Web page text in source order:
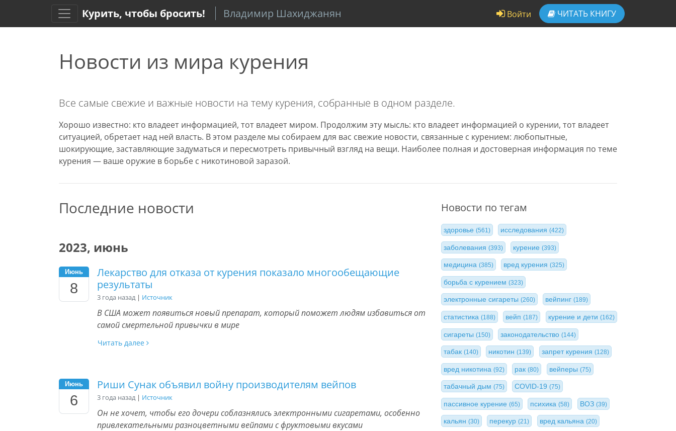
Курить, чтобы бросить! Владимир Шахиджанян Войти ЧИТАТЬ КНИГУ
Новости из мира курения
Все самые свежие и важные новости на тему курения, собранные в одном разделе.
Хорошо известно: кто владеет информацией, тот владеет миром. Продолжим эту мысль: кто владеет информацией о курении, тот владеет
ситуацией, обретает над ней власть. В этом разделе мы собираем для вас свежие новости, связанные с курением: любопытные,
шокирующие, заставляющие задуматься и пересмотреть привычный взгляд на вещи. Наиболее полная и достоверная информация по теме
курения — ваше оружие в борьбе с никотиновой заразой.
Последние новости
2023, июнь
Июнь
8
Лекарство для отказа от курения показало многообещающие
результаты
3 года назад | Источник
В США может появиться новый препарат, который поможет людям избавиться от
самой смертельной привычки в мире
Читать далее
Июнь
6
Риши Сунак объявил войну производителям вейпов
3 года назад | Источник
Он не хочет, чтобы его дочери соблазнялись электронными сигаретами, особенно
привлекательными разноцветными вейпами с фруктовыми вкусами
Новости по тегам
здоровье (561) исследования(422)
заболевания (393) курение(393)
медицина (385) вред курения(325)
борьба с курением (323)
электронные сигареты (260) вейпинг(189)
статистика (188) вейп(187) курение и дети (162)
сигареты (150) законодательство(144)
табак (140) никотин(139) запрет курения (128)
вред никотина (92) рак(80) вейперы (75)
табачный дым (75) COVID-19(75)
пассивное курение (65) психика(58) ВОЗ (39)
кальян (30) перекур(21) вред кальяна (20)